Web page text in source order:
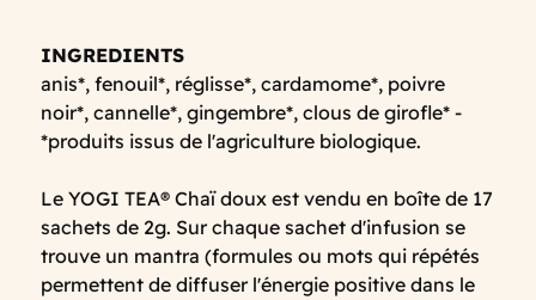
INGREDIENTS
anis*, fenouil*, réglisse*, cardamome*, poivre
noir*, cannelle*, gingembre*, clous de girofle* -
*produits issus de l'agriculture biologique.
Le YOGI TEA® Chaï doux est vendu en boîte de 17
sachets de 2g. Sur chaque sachet d'infusion se
trouve un mantra (formules ou mots qui répétés
permettent de diffuser l'énergie positive dans le